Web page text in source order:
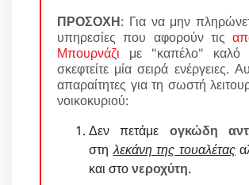
ΠΡΟΣΟΧΗ: Για να μην
υπηρεσίες που αφορούν τις
Μπουρνάζι με "καπέλο" καλό
σκεφτείτε μία σειρά ενέργειες.
απαραίτητες για τη σωστή
νοικοκυριού:
Δεν πετάμε ογκώδη
στηλεκάνη της τουαλέτας
και στονεροχύτη.